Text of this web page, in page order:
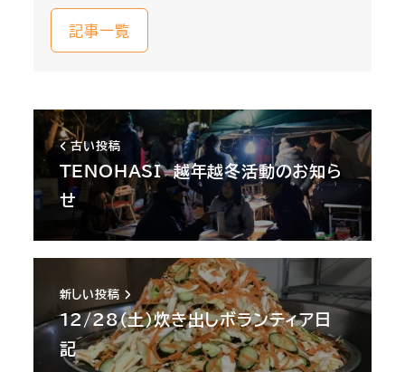
記事一覧
古い投稿
TENOHASI 越年越冬活動のお知ら
せ
新しい投稿
12/28(土)炊き出しボランティア日
記